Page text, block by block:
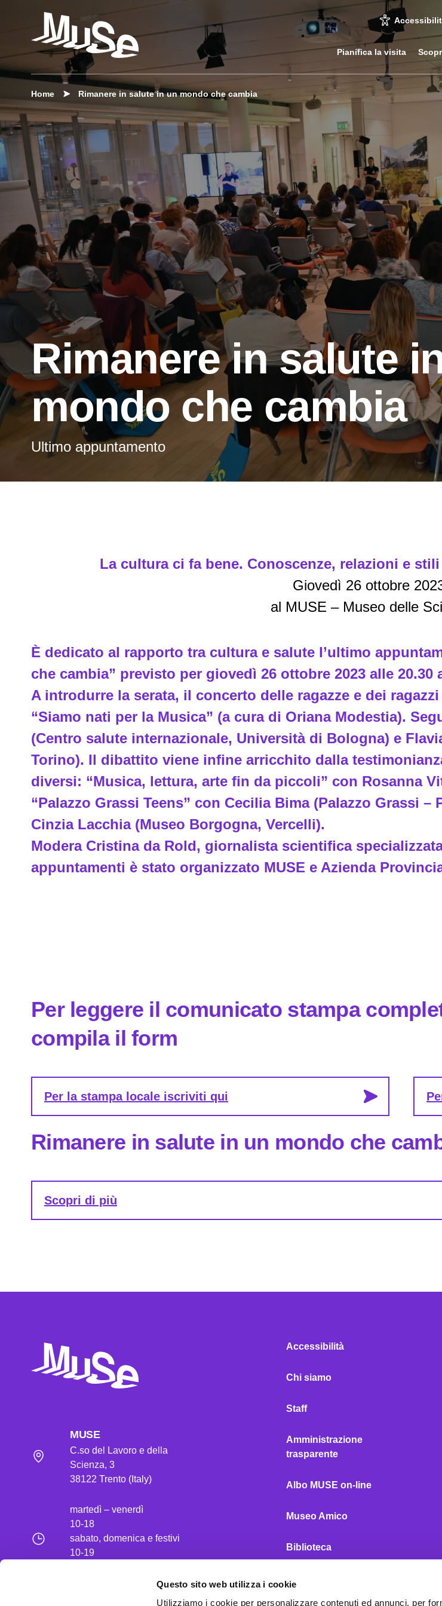
Questo sito web utilizza i cookie
Utilizziamo i cookie per personalizzare contenuti ed annunci, per
Pianifica la visita
Home Rimanere in salute in un mondo che cambia
Rimanere in salute
mondo che cambia
Ultimo appuntamento
La cultura ci fa bene. Conoscenze, relazioni e
Giovedì 26 ottobre
al MUSE – Museo delle
È dedicato al rapporto tra cultura e salute l’ultimo
che cambia” previsto per giovedì 26 ottobre 2023 alle 20.30
A introdurre la serata, il concerto delle ragazze e dei
“Siamo nati per la Musica” (a cura di Oriana Modestia).
(Centro salute internazionale, Università di Bologna) e
Torino). Il dibattito viene infine arricchito dalla
diversi: “Musica, lettura, arte fin da piccoli” con Rosanna
“Palazzo Grassi Teens” con Cecilia Bima (Palazzo Grassi
Cinzia Lacchia (Museo Borgogna, Vercelli).
Modera Cristina da Rold, giornalista scientifica
appuntamenti è stato organizzato MUSE e Azienda
Per leggere il comunicato stampa
compila il form
Per la stampa locale iscriviti qui
Rimanere in salute in un mondo che
Scopri di più
MUSE
C.so del Lavoro e della
Scienza, 3
38122 Trento (Italy)
martedì – venerdì
10-18
sabato, domenica e festivi
10-19
Accessibilità
Chi siamo
Staff
Amministrazione
trasparente
Albo MUSE on-line
Museo Amico
Biblioteca